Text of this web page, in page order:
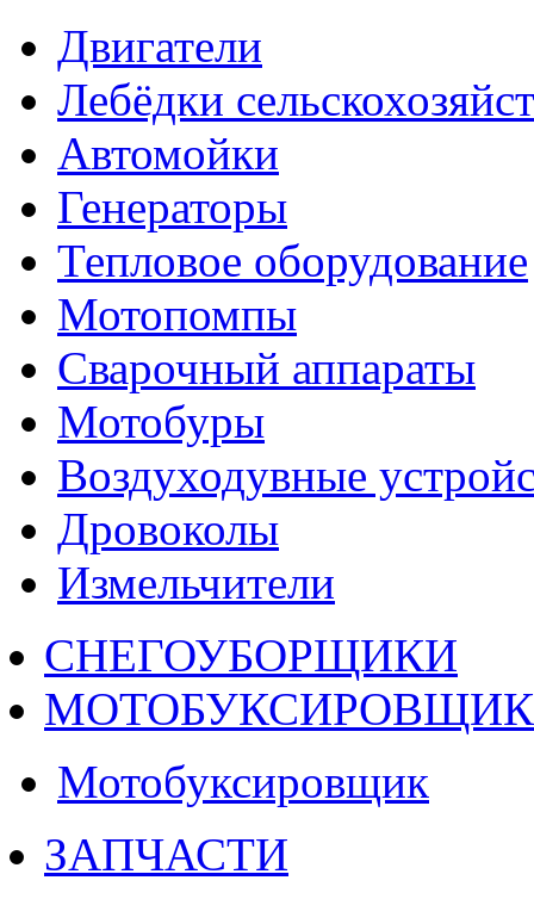
Двигатели
Лебёдки
Автомойки
Генераторы
Тепловое оборудование
Мотопомпы
Сварочный аппараты
Мотобуры
Воздуходувные
Дровоколы
Измельчители
СНЕГОУБОРЩИКИ
Мотобуксировщик
ЗАПЧАСТИ